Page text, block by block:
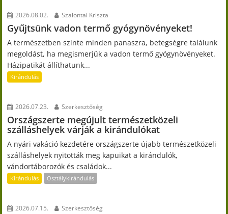
2026.08.02. Szalontai Kriszta
Gyűjtsünk vadon termő gyógynövényeket!
A természetben szinte minden panaszra, betegségre találunk
megoldást, ha megismerjük a vadon termő gyógynövényeket.
Házipatikát állíthatunk...
Kirándulás
2026.07.23. Szerkesztőség
Országszerte megújult természetközeli
szálláshelyek várják a kirándulókat
A nyári vakáció kezdetére országszerte újabb természetközeli
szálláshelyek nyitották meg kapuikat a kirándulók,
vándortáborozók és családok...
Kirándulás Osztálykirándulás
2026.07.15. Szerkesztőség